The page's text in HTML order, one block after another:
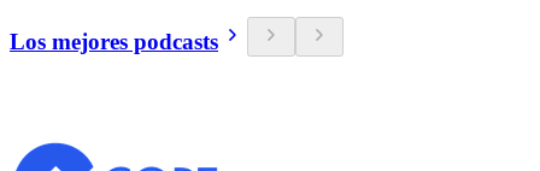
Los mejores podcasts